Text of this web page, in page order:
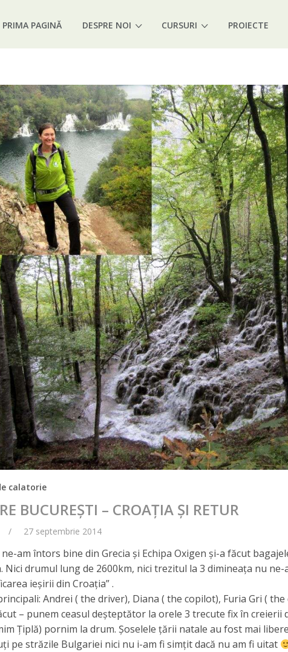
PRIMA PAGINĂ DESPRE NOI CURSURI PROIECTE
calatorie
BUCUREȘTI – CROAȚIA ȘI RETUR
27 septembrie 2014
am întors bine din Grecia și Echipa Oxigen și-a făcut
Nici drumul lung de 2600km, nici trezitul la 3 dimineața nu
ieșirii din Croația” .
Andrei ( the driver), Diana ( the copilot), Furia Gri ( the
– punem ceasul deșteptător la orele 3 trecute fix în creierii
Țiplă) pornim la drum. Șoselele țării natale au fost mai
pe străzile Bulgariei nici nu i-am fi simțit dacă nu am fi uitat